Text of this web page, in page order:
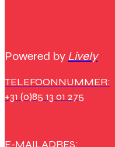
Powered by Lively
TELEFOONNUMMER:
+31 (0)85 13 01 275
E-MAILADRES: